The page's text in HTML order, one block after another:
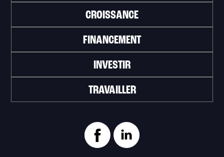
CROISSANCE
FINANCEMENT
INVESTIR
TRAVAILLER